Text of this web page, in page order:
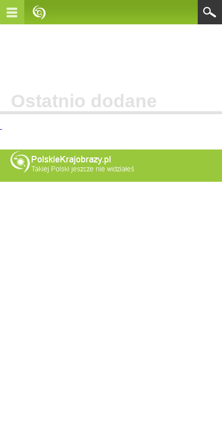
Ostatnio dodane